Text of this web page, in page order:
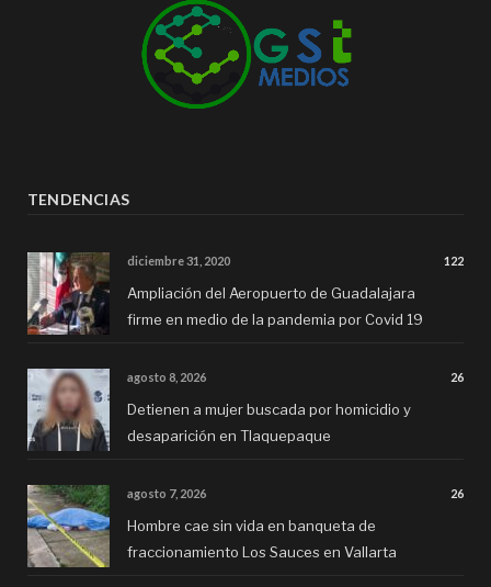
TENDENCIAS
diciembre 31, 2020 122
Ampliación del Aeropuerto de Guadalajara
firme en medio de la pandemia por Covid 19
agosto 8, 2026 26
Detienen a mujer buscada por homicidio y
desaparición en Tlaquepaque
agosto 7, 2026 26
Hombre cae sin vida en banqueta de
fraccionamiento Los Sauces en Vallarta